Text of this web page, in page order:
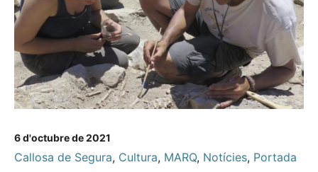
6 d'octubre de 2021
Callosa de Segura, Cultura, MARQ, Notícies, Portada